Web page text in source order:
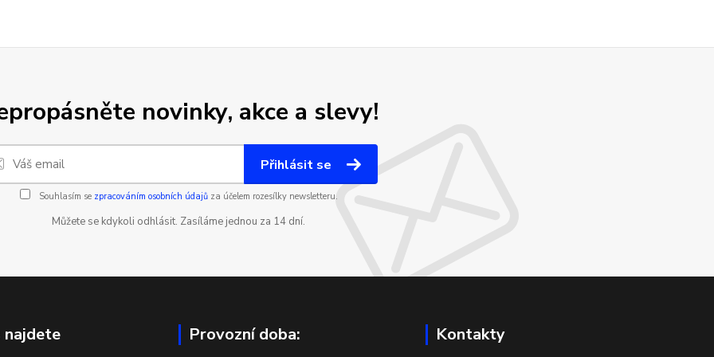
novinky, akce a slevy!
Přihlásit se
Souhlasím se zpracováním osobních údajůza účelem rozesílky newsletteru.
Můžete se kdykoli odhlásit. Zasíláme jednou za 14 dní.
najdete Provozní doba: Kontakty